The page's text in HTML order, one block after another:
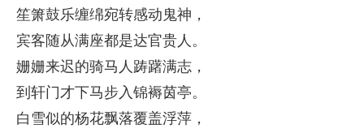
笙箫鼓乐缠绵宛转感动鬼神，
宾客随从满座都是达官贵人。
姗姗来迟的骑马人踌躇满志，
到轩门才下马步入锦褥茵亭。
白雪似的杨花飘落覆盖浮萍，